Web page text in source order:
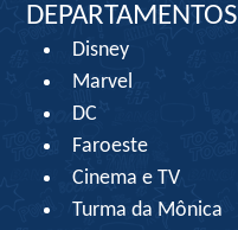
DEPARTAMENTOS
Disney
Marvel
DC
Faroeste
Cinema e TV
Turma da Mônica